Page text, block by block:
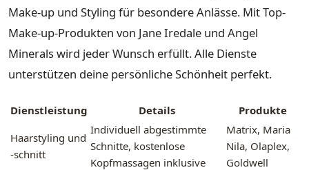
Make-up und Styling für besondere Anlässe. Mit Top-
Make-up-Produkten von Jane Iredale und Angel
Minerals wird jeder Wunsch erfüllt. Alle Dienste
unterstützen deine persönliche Schönheit perfekt.
Dienstleistung Details
Produkte
Haarstyling und
-schnitt
Individuell abgestimmte
Schnitte, kostenlose
Kopfmassagen inklusive
Matrix, Maria
Nila, Olaplex,
Goldwell